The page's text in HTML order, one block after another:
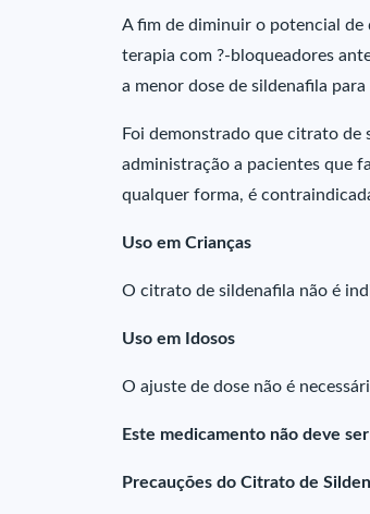
A fim de diminuir o potencial de
terapia com ?-bloqueadores
a menor dose de sildenafila
Foi demonstrado que citrato
administração a pacientes que
qualquer forma, é
Uso em Crianças
O citrato de sildenafila não é
Uso em Idosos
O ajuste de dose não é
Este medicamento não deve
Precauções do Citrato de